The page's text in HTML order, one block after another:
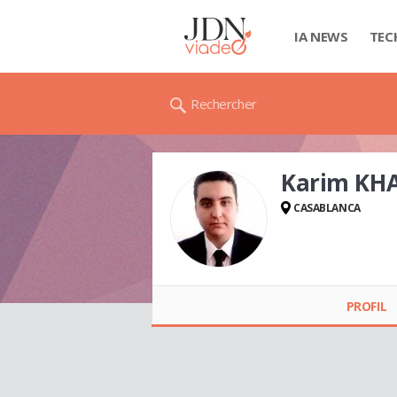
IA NEWS
Rechercher
Karim
CASABLANCA
PROFIL